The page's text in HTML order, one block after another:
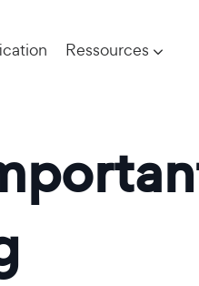
Ressources